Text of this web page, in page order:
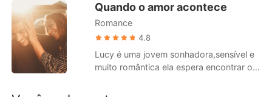
Baixar App
Romance
Bilionários
Ranking
Quando o amor acontece
Romance
4.8
Lucy é uma jovem sonhadora,sensível e
muito romântica ela espera encontrar o